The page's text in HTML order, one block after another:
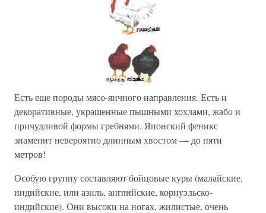
Есть еще породы мясо-яичного направления. Есть и
декоративные, украшенные пышными хохлами, жабо и
причудливой формы гребнями. Японский феникс
знаменит невероятно длинным хвостом — до пяти
метров!
Особую группу составляют бойцовые куры (малайские,
индийские, или азиль, английские, корнуэльско-
индийские). Они высоки на ногах, жилистые, очень